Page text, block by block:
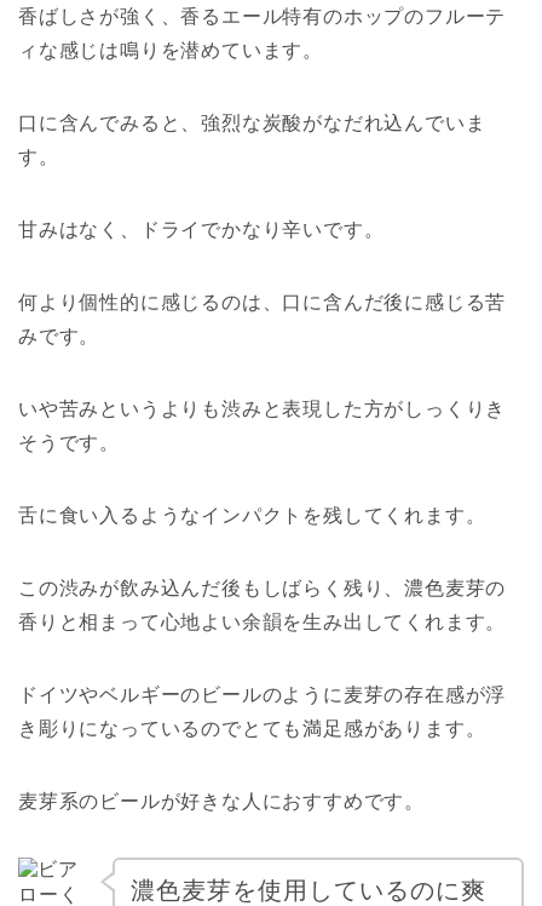
香ばしさが強く、香るエール特有のホップのフルーテ
ィな感じは鳴りを潜めています。
口に含んでみると、強烈な炭酸がなだれ込んでいま
す。
甘みはなく、ドライでかなり辛いです。
何より個性的に感じるのは、口に含んだ後に感じる苦
みです。
いや苦みというよりも渋みと表現した方がしっくりき
そうです。
舌に食い入るようなインパクトを残してくれます。
この渋みが飲み込んだ後もしばらく残り、濃色麦芽の
香りと相まって心地よい余韻を生み出してくれます。
ドイツやベルギーのビールのように麦芽の存在感が浮
き彫りになっているのでとても満足感があります。
麦芽系のビールが好きな人におすすめです。
濃色麦芽を使用しているのに爽